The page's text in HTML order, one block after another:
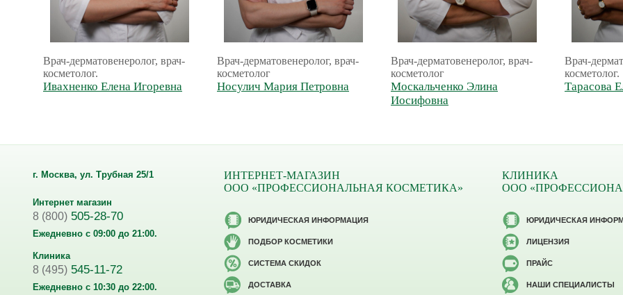
Врач-дерматовенеролог, врач-
косметолог.
Ивахненко Елена Игоревна
Врач-дерматовенеролог, врач-
косметолог
Носулич Мария Петровна
Врач-дерматовенеролог, врач-
косметолог
Москальченко Элина
Иосифовна
Врач-
косметолог.
Тарасова
г. Москва, ул. Трубная 25/1
Интернет магазин
8 (800) 505-28-70
Ежедневно с 09:00 до 21:00.
Клиника
8 (495) 545-11-72
Ежедневно с 10:30 до 22:00.
ИНТЕРНЕТ-МАГАЗИН
ООО «ПРОФЕССИОНАЛЬНАЯ КОСМЕТИКА»
ЮРИДИЧЕСКАЯ ИНФОРМАЦИЯ
ПОДБОР КОСМЕТИКИ
CИСТЕМА СКИДОК
ДОСТАВКА
КЛИНИКА
ООО
ЮРИДИЧЕСКАЯ
ЛИЦЕНЗИЯ
ПРАЙС
НАШИ СПЕЦИАЛИСТЫ